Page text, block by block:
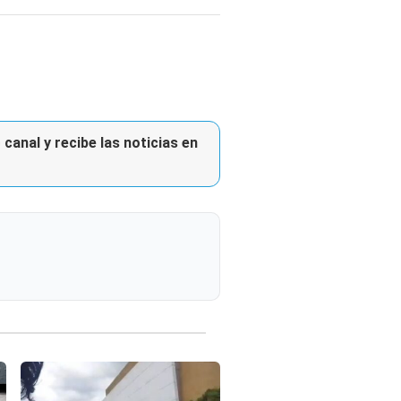
y recibe las noticias en